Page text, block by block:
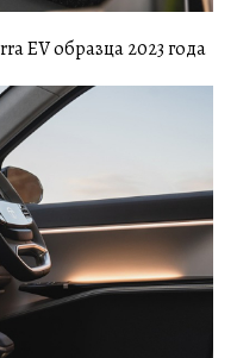
EV образца 2023 года